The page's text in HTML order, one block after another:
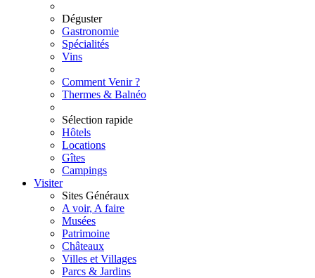
Déguster
Gastronomie
Spécialités
Vins
Comment Venir ?
Thermes & Balnéo
Sélection rapide
Hôtels
Locations
Gîtes
Campings
Visiter
Sites Généraux
A voir, A faire
Musées
Patrimoine
Châteaux
Villes et Villages
Parcs & Jardins